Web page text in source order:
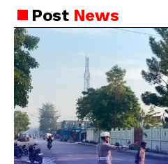
Berintegritas
PostNews